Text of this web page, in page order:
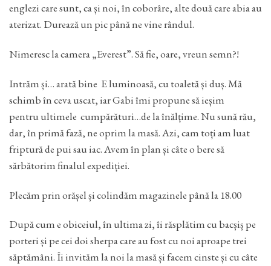
englezi care sunt, ca și noi, în coborâre, alte două care abia au
aterizat. Durează un pic până ne vine rândul.
Nimeresc la camera „Everest”. Să fie, oare, vreun semn?!
Intrăm și… arată bine E luminoasă, cu toaletă și duș. Mă
schimb în ceva uscat, iar Gabi îmi propune să ieșim
pentru ultimele cumpărături…de la înălțime. Nu sună rău,
dar, în primă fază, ne oprim la masă. Azi, cam toți am luat
friptură de pui sau iac. Avem în plan și câte o bere să
sărbătorim finalul expediției.
Plecăm prin orășel și colindăm magazinele până la 18.00
După cum e obiceiul, în ultima zi, îi răsplătim cu bacșiș pe
porteri și pe cei doi sherpa care au fost cu noi aproape trei
săptămâni. Îi invităm la noi la masă și facem cinste și cu câte